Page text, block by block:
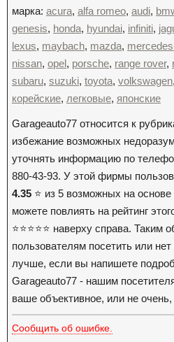
марка: acura, alfa romeo, audi,
genesis, honda, hyundai, infiniti,
lexus, maybach, mazda,
nissan, opel, porsche, range rover,
subaru, suzuki, toyota, volkswagen,
корейские, легковые, японские
Garageauto77 относится к
избежание возможных
уточнять информацию по
880-43-93. У этой фирмы
4.35 ⭐️ из 5 возможных на
можете повлиять на рейтинг
⭐️⭐️⭐️⭐️⭐️ наверху справа. Таким
пользователям посетить или
лучше, если вы напишете
Garageauto77 - нашим
ваше объективное, или не
Сообщить об ошибке.